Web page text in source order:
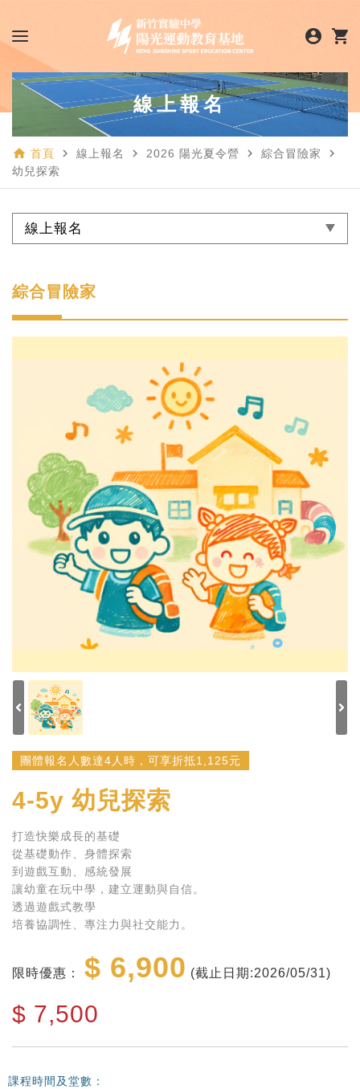
account_circle shopping_cart
線上報名
home 首頁 navigate_next 線上報名 navigate_next 2026 陽光夏令營 navigate_next 綜合冒險家 navigate_next
幼兒探索
線上報名
綜合冒險家
團體報名人數達4人時，可享折抵1,125元
4-5y 幼兒探索
打造快樂成長的基礎
從基礎動作、身體探索
到遊戲互動、感統發展
讓幼童在玩中學，建立運動與自信。
透過遊戲式教學
培養協調性、專注力與社交能力。
限時優惠： $ 6,900 (截止日期:2026/05/31)
$ 7,500
課程時間及堂數：